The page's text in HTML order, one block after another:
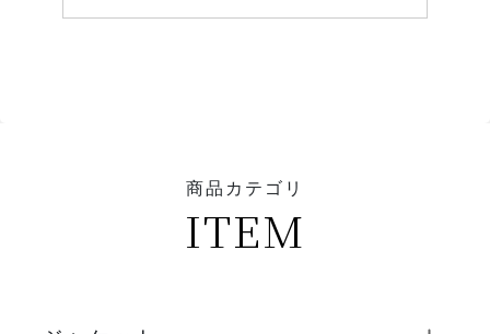
商品カテゴリ
ITEM